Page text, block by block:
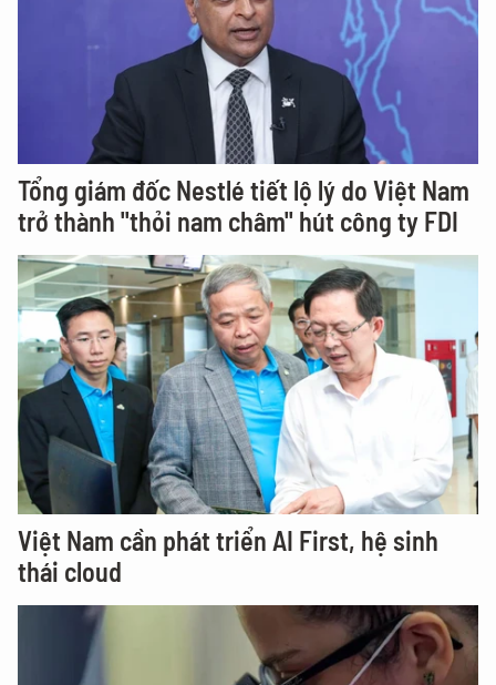
Tổng giám đốc Nestlé tiết lộ lý do Việt Nam
trở thành "thỏi nam châm" hút công ty FDI
Việt Nam cần phát triển AI First, hệ sinh
thái cloud